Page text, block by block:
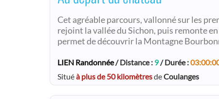
Cet agréable parcours, vallonné sur les
rejoint la vallée du Sichon, puis remonte
permet de découvrir la Montagne
LIEN Randonnée/ Distance : 9/ Durée :
Situéà plus de 50 kilomètresdeCoulanges